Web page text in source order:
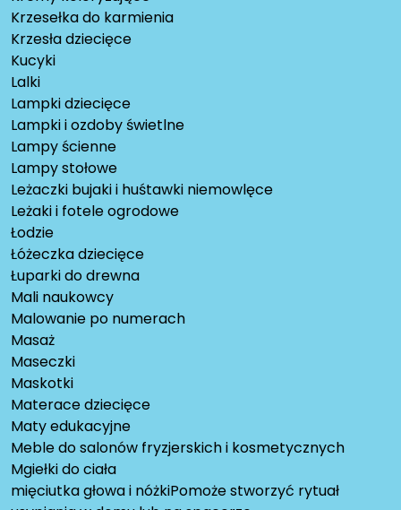
Krzesełka do karmienia
Krzesła dziecięce
Kucyki
Lalki
Lampki dziecięce
Lampki i ozdoby świetlne
Lampy ścienne
Lampy stołowe
Leżaczki bujaki i huśtawki niemowlęce
Leżaki i fotele ogrodowe
Łodzie
Łóżeczka dziecięce
Łuparki do drewna
Mali naukowcy
Malowanie po numerach
Masaż
Maseczki
Maskotki
Materace dziecięce
Maty edukacyjne
Meble do salonów fryzjerskich i kosmetycznych
Mgiełki do ciała
mięciutka głowa i nóżkiPomoże stworzyć rytuał